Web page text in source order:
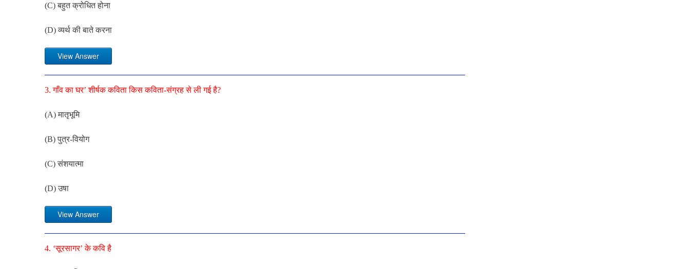
(C) बहुत क्रोधित होना
(D) व्यर्थ की बाते करना
View Answer
3. गाँव का घर’ शीर्षक कविता किस कविता-संग्रह से ली गई है?
(A) मातृभूमि
(B) पुत्र-वियोग
(C) संशयात्मा
(D) उषा
View Answer
4. ‘सूरसागर’ के कवि है